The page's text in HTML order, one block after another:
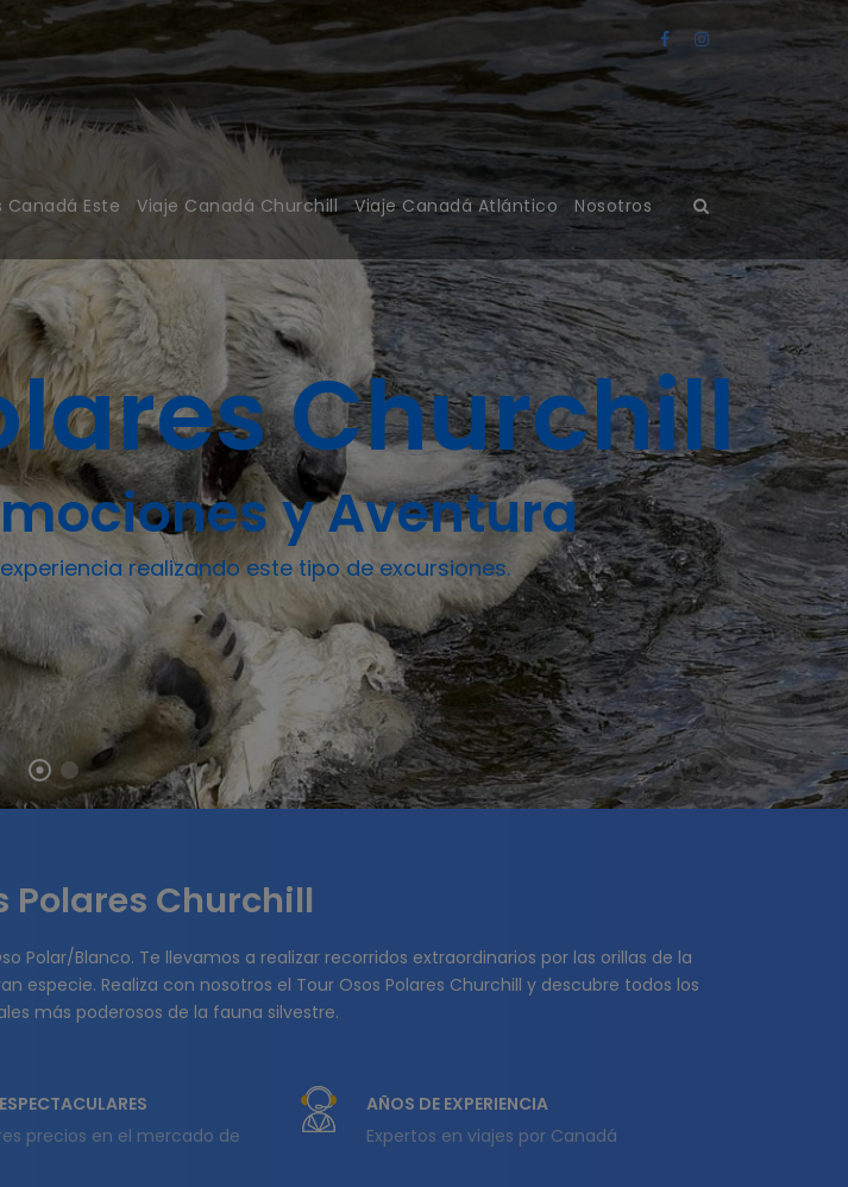
Canadá Este Viaje Canadá Churchill Viaje Canadá Atlántico Nosotros
Churchill
y Aventura
realizando este tipo de excursiones.
Polares Churchill
Polar/Blanco. Te llevamos a realizar recorridos extraordinarios por las orillas de la
especie. Realiza con nosotros el Tour Osos Polares Churchill y descubre todos los
más poderosos de la fauna silvestre.
precios en el mercado de
AÑOS DE EXPERIENCIA
Expertos en viajes por Canadá
modal-check